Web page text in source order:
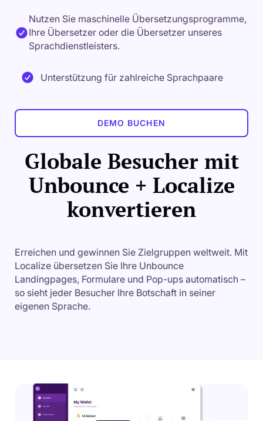
Globale Besucher mit
Unbounce + Localize
konvertieren
Erreichen und gewinnen Sie Zielgruppen weltweit. Mit
Localize übersetzen Sie Ihre Unbounce
Landingpages, Formulare und Pop-ups automatisch –
so sieht jeder Besucher Ihre Botschaft in seiner
eigenen Sprache.
Nutzen Sie maschinelle Übersetzungsprogramme,
Ihre Übersetzer oder die Übersetzer unseres
Sprachdienstleisters.
Unterstützung für zahlreiche Sprachpaare
DEMO BUCHEN